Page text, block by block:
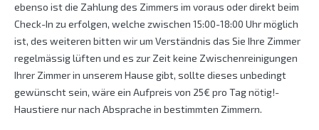
ebenso ist die Zahlung des Zimmers im voraus oder direkt beim
Check-In zu erfolgen, welche zwischen 15:00-18:00 Uhr möglich
ist, des weiteren bitten wir um Verständnis das Sie Ihre Zimmer
regelmässig lüften und es zur Zeit keine Zwischenreinigungen
Ihrer Zimmer in unserem Hause gibt, sollte dieses unbedingt
gewünscht sein, wäre ein Aufpreis von 25€ pro Tag nötig!-
Haustiere nur nach Absprache in bestimmten Zimmern.